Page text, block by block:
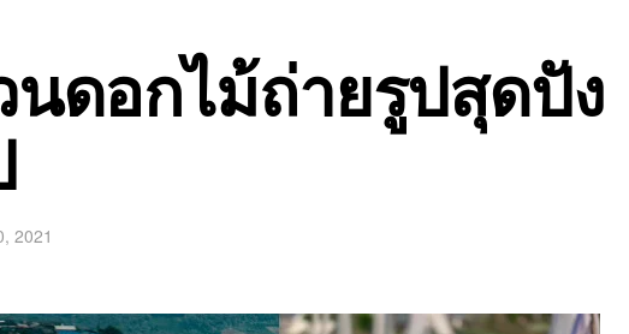
ดอกไม้ถ่ายรูปสุดปัง
2021